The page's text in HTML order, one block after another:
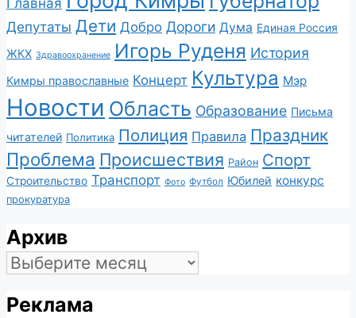
Депутаты Дети Добро Дороги Дума Единая Россия
ЖКХ Здравоохранение Игорь Руденя История
Кимры православные Концерт Культура Мэр
Новости Область Образование Письма
читателей Политика Полиция Правила Праздник
Проблема Происшествия Район Спорт
Строительство Транспорт Фото Футбол Юбилей конкурс
прокуратура
Архив
Архив
Реклама